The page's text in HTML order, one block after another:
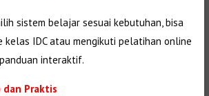
sistem belajar sesuai kebutuhan, bisa
kelas IDC atau mengikuti pelatihan online
interaktif.
dan Praktis